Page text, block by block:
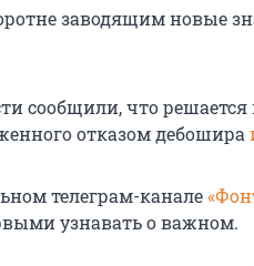
заводящим новые
сообщили, что решается
отказом дебошира
телеграм-канале
узнавать о важном.